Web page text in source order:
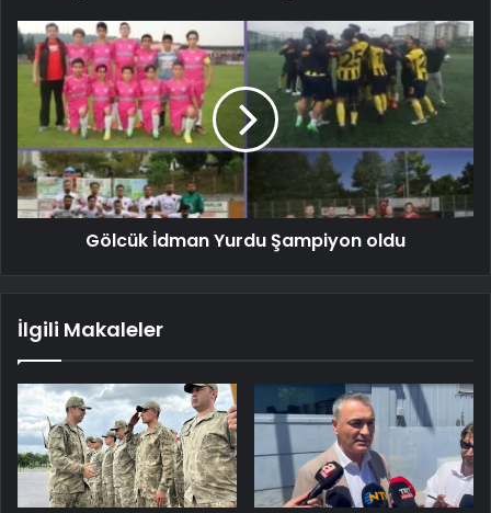
Gölcük İdman Yurdu Şampiyon oldu
İlgili Makaleler